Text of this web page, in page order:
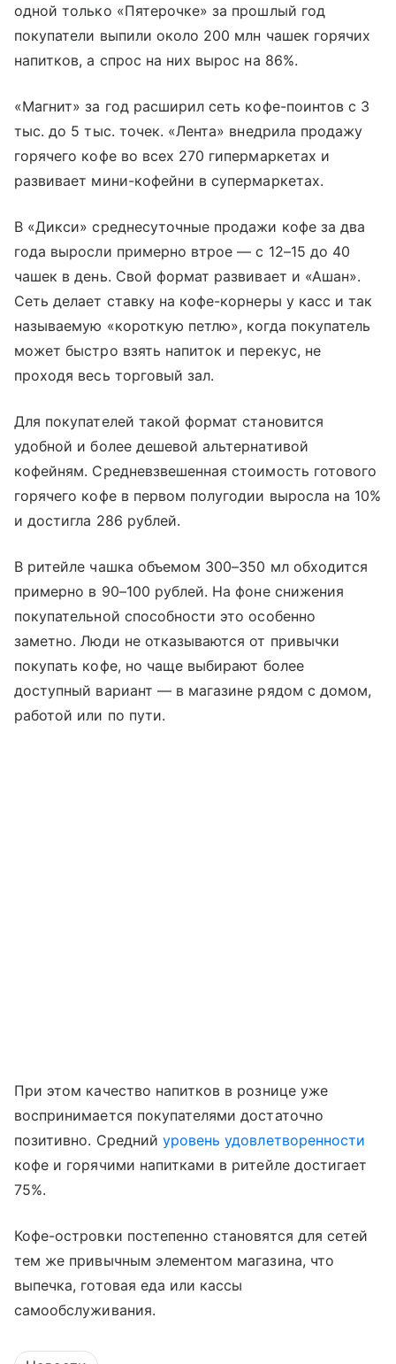
одной только «Пятерочке» за прошлый год
покупатели выпили около 200 млн чашек горячих
напитков, а спрос на них вырос на 86%.
«Магнит» за год расширил сеть кофе-поинтов с 3
тыс. до 5 тыс. точек. «Лента» внедрила продажу
горячего кофе во всех 270 гипермаркетах и
развивает мини-кофейни в супермаркетах.
В «Дикси» среднесуточные продажи кофе за два
года выросли примерно втрое — с 12–15 до 40
чашек в день. Свой формат развивает и «Ашан».
Сеть делает ставку на кофе-корнеры у касс и так
называемую «короткую петлю», когда покупатель
может быстро взять напиток и перекус, не
проходя весь торговый зал.
Для покупателей такой формат становится
удобной и более дешевой альтернативой
кофейням. Средневзвешенная стоимость готового
горячего кофе в первом полугодии выросла на 10%
и достигла 286 рублей.
В ритейле чашка объемом 300–350 мл обходится
примерно в 90–100 рублей. На фоне снижения
покупательной способности это особенно
заметно. Люди не отказываются от привычки
покупать кофе, но чаще выбирают более
доступный вариант — в магазине рядом с домом,
работой или по пути.
При этом качество напитков в рознице уже
воспринимается покупателями достаточно
позитивно. Средний уровень удовлетворенности
кофе и горячими напитками в ритейле достигает
75%.
Кофе-островки постепенно становятся для сетей
тем же привычным элементом магазина, что
выпечка, готовая еда или кассы
самообслуживания.